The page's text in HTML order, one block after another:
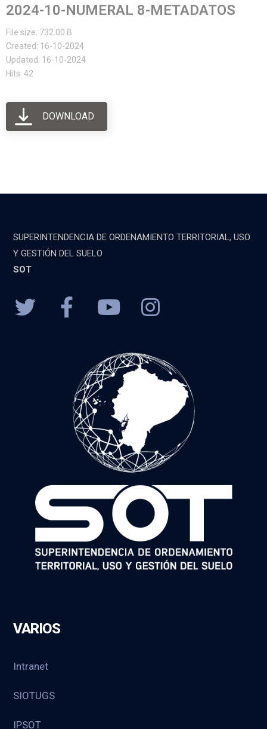
2024-10-NUMERAL 8-METADATOS
File size: 732.00 B
Created: 16-10-2024
Updated: 16-10-2024
Hits: 42
DOWNLOAD
SUPERINTENDENCIA DE ORDENAMIENTO TERRITORIAL, USO
Y GESTIÓN DEL SUELO
SOT
VARIOS
Intranet
SIOTUGS
IPSOT